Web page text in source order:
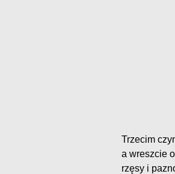
Trzecim
a wreszcie
rzęsy i